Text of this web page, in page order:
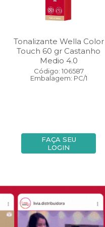
Tonalizante Wella Color
Touch 60 gr Castanho
Medio 4.0
Código: 106587
Embalagem: PC/1
FAÇA SEU
LOGIN